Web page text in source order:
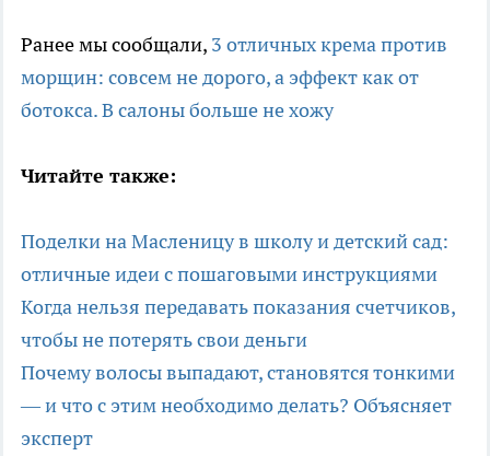
Ранее мы сообщали, 3 отличных крема против
морщин: совсем не дорого, а эффект как от
ботокса. В салоны больше не хожу
Читайте также:
Поделки на Масленицу в школу и детский сад:
отличные идеи с пошаговыми инструкциями
Когда нельзя передавать показания счетчиков,
чтобы не потерять свои деньги
Почему волосы выпадают, становятся тонкими
— и что с этим необходимо делать? Объясняет
эксперт